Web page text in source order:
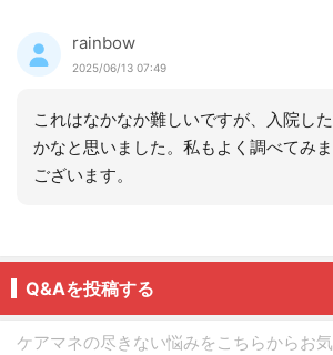
rainbow
2025/06/13 07:49
これはなかなか難しいですが、入院し
かなと思いました。私もよく調べてみ
ございます。
Q&Aを投稿する